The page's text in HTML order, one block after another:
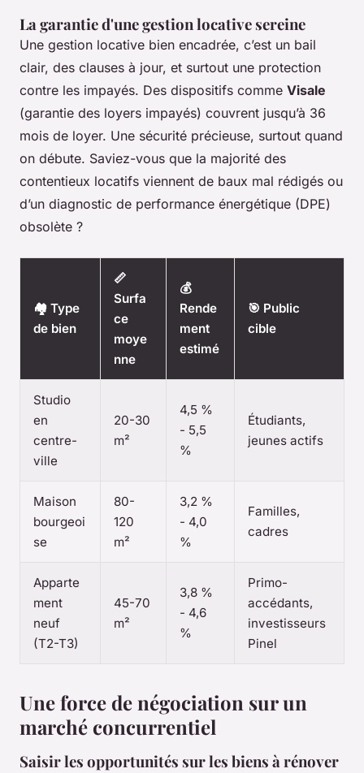
La garantie d'une gestion locative sereine
Une gestion locative bien encadrée, c’est un bail
clair, des clauses à jour, et surtout une protection
contre les impayés. Des dispositifs comme Visale
(garantie des loyers impayés) couvrent jusqu’à 36
mois de loyer. Une sécurité précieuse, surtout quand
on débute. Saviez-vous que la majorité des
contentieux locatifs viennent de baux mal rédigés ou
d’un diagnostic de performance énergétique (DPE)
obsolète ?
🏘️ Type
de bien
📏
Surfa
ce
moye
nne
💰
Rende
ment
estimé
🎯 Public
cible
Studio
en
centre-
ville
20-30
m²
4,5 %
- 5,5
%
Étudiants,
jeunes actifs
Maison
bourgeoi
se
80-
120
m²
3,2 %
- 4,0
%
Familles,
cadres
Apparte
ment
neuf
(T2-T3)
45-70
m²
3,8 %
- 4,6
%
Primo-
accédants,
investisseurs
Pinel
Une force de négociation sur un
marché concurrentiel
Saisir les opportunités sur les biens à rénover